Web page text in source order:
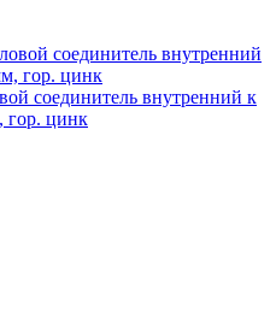
соединитель внутренний к
гор. цинк